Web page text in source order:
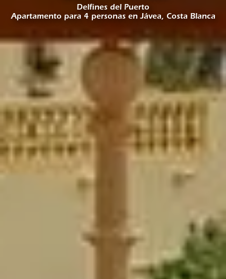
Delfines del Puerto
Apartamento para 4 personas en Jávea, Costa Blanca